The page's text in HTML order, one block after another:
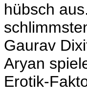
hübsch
Gaurav
Aryan
Erotik-